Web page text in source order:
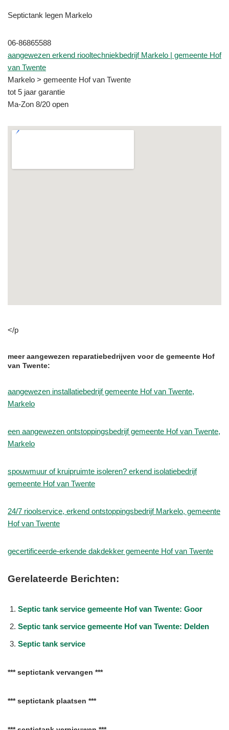
Septictank legen Markelo
06-86865588
aangewezen erkend riooltechniekbedrijf Markelo | gemeente Hof
van Twente
Markelo > gemeente Hof van Twente
tot 5 jaar garantie
Ma-Zon 8/20 open
</p
meer aangewezen reparatiebedrijven voor de gemeente Hof
van Twente:
aangewezen installatiebedrijf gemeente Hof van Twente,
Markelo
een aangewezen ontstoppingsbedrijf gemeente Hof van Twente,
Markelo
spouwmuur of kruipruimte isoleren? erkend isolatiebedrijf
gemeente Hof van Twente
24/7 rioolservice, erkend ontstoppingsbedrijf Markelo, gemeente
Hof van Twente
gecertificeerde-erkende dakdekker gemeente Hof van Twente
Gerelateerde Berichten:
Septic tank service gemeente Hof van Twente: Goor
Septic tank service gemeente Hof van Twente: Delden
Septic tank service
*** septictank vervangen ***
*** septictank plaatsen ***